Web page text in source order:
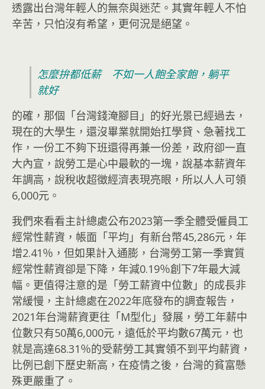
透露出台灣年輕人的無奈與迷茫。其實年輕人不怕
辛苦，只怕沒有希望，更何況是絕望。
怎麼拚都低薪 不如一人飽全家飽，躺平
就好
的確，那個「台灣錢淹腳目」的好光景已經過去，
現在的大學生，還沒畢業就開始扛學貸、急著找工
作，一份工不夠下班還得再兼一份差，政府卻一直
大內宣，說勞工是心中最軟的一塊，說基本薪資年
年調高，說稅收超徵經濟表現亮眼，所以人人可領
6,000元。
我們來看看主計總處公布2023第一季全體受僱員工
經常性薪資，帳面「平均」有新台幣45,286元，年
增2.41％，但如果計入通膨，台灣勞工第一季實質
經常性薪資卻是下降，年減0.19％創下7年最大減
幅。更值得注意的是「勞工薪資中位數」的成長非
常緩慢，主計總處在2022年底發布的調查報告，
2021年台灣薪資更往「M型化」發展，勞工年薪中
位數只有50萬6,000元，遠低於平均數67萬元，也
就是高達68.31％的受薪勞工其實領不到平均薪資，
比例已創下歷史新高，在疫情之後，台灣的貧富懸
殊更嚴重了。